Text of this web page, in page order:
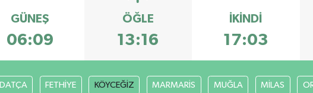
GÜNEŞ
06:09
ÖĞLE
13:16
İKINDI
17:03
DATÇA FETHİYE KÖYCEĞİZ MARMARİS MUĞLA MİLAS